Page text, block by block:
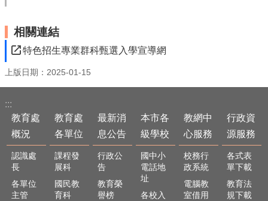
新
消
息
公
本
市
各
學
校
教
相關連結
特色招生專業群科甄選入學宣導網
上版日期：2025-01-15
:::
教育處
概況
認識處
長
各單位
主管
教育處
各單位
課程發
展科
國民教
育科
最新消
息公告
行政公
告
教育榮
譽榜
本市各
級學校
國中小
電話地
址
各校入
教網中
心服務
校務行
政系統
電腦教
室借用
行政資
源服務
各式表
單下載
教育法
規下載